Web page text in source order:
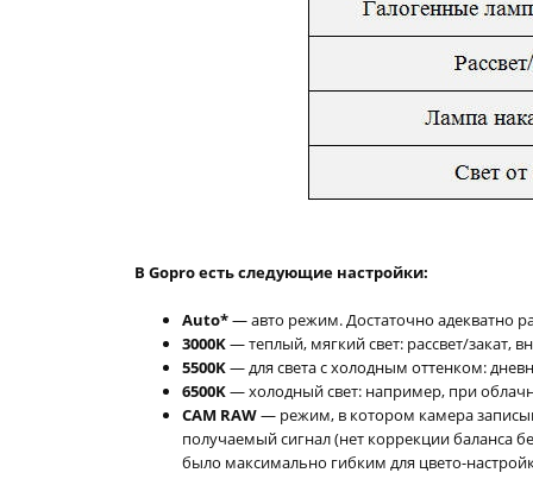
В Gopro есть следующие настройки:
Auto*— авто режим. Достаточно адекватно
3000K— теплый, мягкий свет: рассвет/закат,
5500K— для света с холодным оттенком:
6500K— холодный свет: например, при
CAM RAW— режим, в котором камера
получаемый сигнал (нет коррекции баланса
было максимально гибким для цвето-